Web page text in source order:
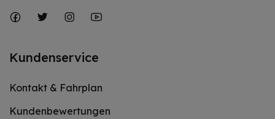
Kundenservice
Kontakt & Fahrplan
Kundenbewertungen